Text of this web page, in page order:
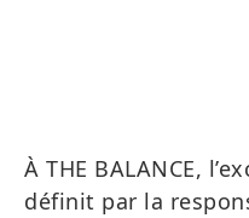
À THE BALANCE,
définit par la